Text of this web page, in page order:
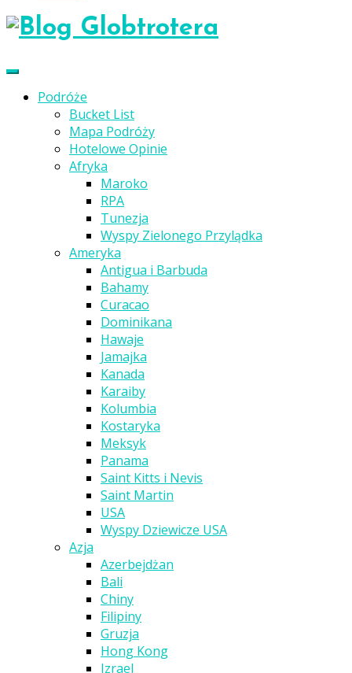
Podróże
Bucket List
Mapa Podróży
Hotelowe Opinie
Afryka
Maroko
RPA
Tunezja
Wyspy Zielonego Przylądka
Ameryka
Antigua i Barbuda
Bahamy
Curacao
Dominikana
Hawaje
Jamajka
Kanada
Karaiby
Kolumbia
Kostaryka
Meksyk
Panama
Saint Kitts i Nevis
Saint Martin
USA
Wyspy Dziewicze USA
Azja
Azerbejdżan
Bali
Chiny
Filipiny
Gruzja
Hong Kong
Izrael